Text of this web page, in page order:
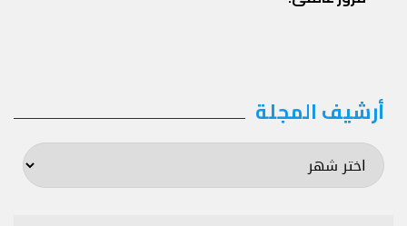
أرشيف المجلة أرشيف
المجلة